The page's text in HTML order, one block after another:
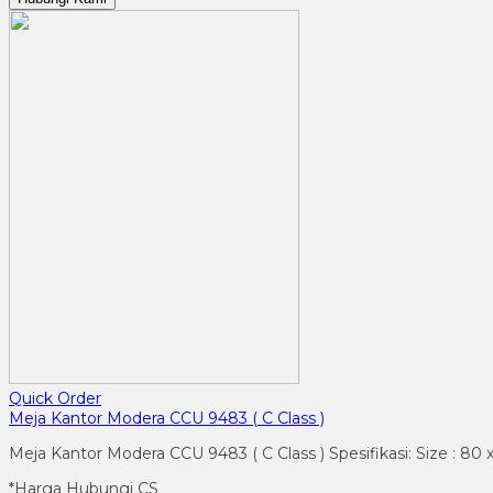
Quick Order
Meja Kantor Modera CCU 9483 ( C Class )
Meja Kantor Modera CCU 9483 ( C Class ) Spesifikasi: Size : 80
*Harga Hubungi CS